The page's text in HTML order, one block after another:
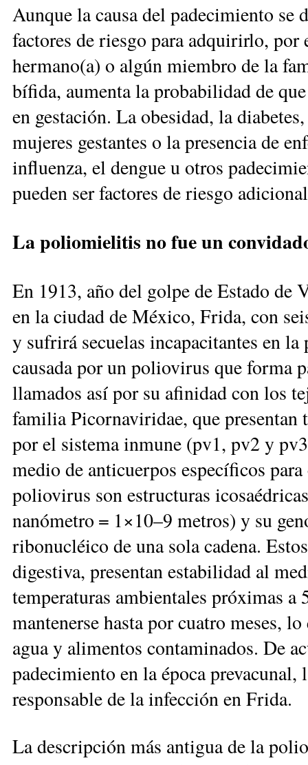
Aunque la causa del padecimiento se
factores de riesgo para adquirirlo,
hermano(a) o algún miembro de la
bífida, aumenta la probabilidad de
en gestación. La obesidad, la
mujeres gestantes o la presencia de
influenza, el dengue u otros
pueden ser factores de riesgo
La poliomielitis no fue un
En 1913, año del golpe de Estado de
en la ciudad de México, Frida, con
y sufrirá secuelas incapacitantes en la
causada por un poliovirus que forma
llamados así por su afinidad con los
familia Picornaviridae, que presentan
por el sistema inmune (pv1, pv2 y
medio de anticuerpos específicos
poliovirus son estructuras
nanómetro = 1×10–9 metros) y su
ribonucléico de una sola cadena.
digestiva, presentan estabilidad al
temperaturas ambientales próximas a
mantenerse hasta por cuatro meses,
agua y alimentos contaminados. De
padecimiento en la época
responsable de la infección en Frida.
La descripción más antigua de la